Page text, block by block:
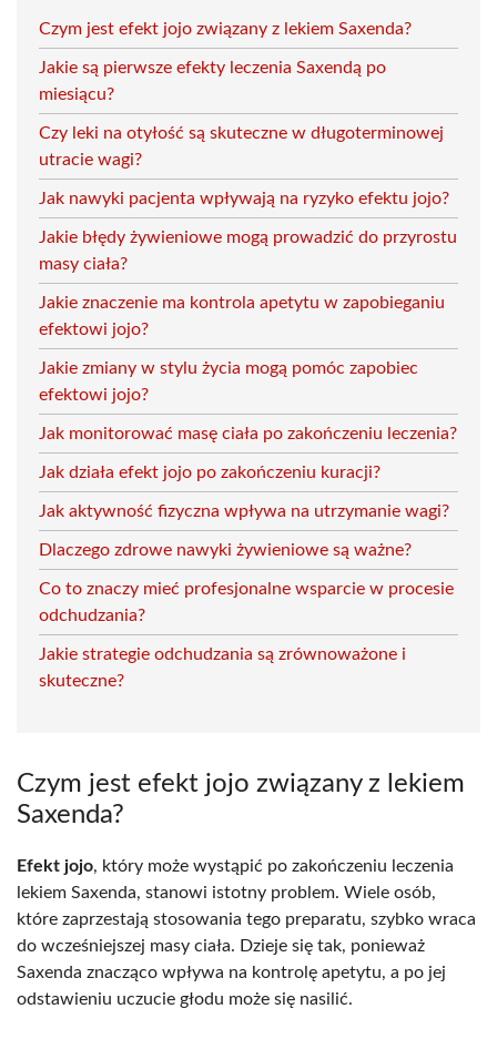
Czym jest efekt jojo związany z lekiem Saxenda?
Jakie są pierwsze efekty leczenia Saxendą po
miesiącu?
Czy leki na otyłość są skuteczne w długoterminowej
utracie wagi?
Jak nawyki pacjenta wpływają na ryzyko efektu jojo?
Jakie błędy żywieniowe mogą prowadzić do przyrostu
masy ciała?
Jakie znaczenie ma kontrola apetytu w zapobieganiu
efektowi jojo?
Jakie zmiany w stylu życia mogą pomóc zapobiec
efektowi jojo?
Jak monitorować masę ciała po zakończeniu leczenia?
Jak działa efekt jojo po zakończeniu kuracji?
Jak aktywność fizyczna wpływa na utrzymanie wagi?
Dlaczego zdrowe nawyki żywieniowe są ważne?
Co to znaczy mieć profesjonalne wsparcie w procesie
odchudzania?
Jakie strategie odchudzania są zrównoważone i
skuteczne?
Czym jest efekt jojo związany z lekiem
Saxenda?
Efekt jojo, który może wystąpić po zakończeniu leczenia
lekiem Saxenda, stanowi istotny problem. Wiele osób,
które zaprzestają stosowania tego preparatu, szybko wraca
do wcześniejszej masy ciała. Dzieje się tak, ponieważ
Saxenda znacząco wpływa na kontrolę apetytu, a po jej
odstawieniu uczucie głodu może się nasilić.